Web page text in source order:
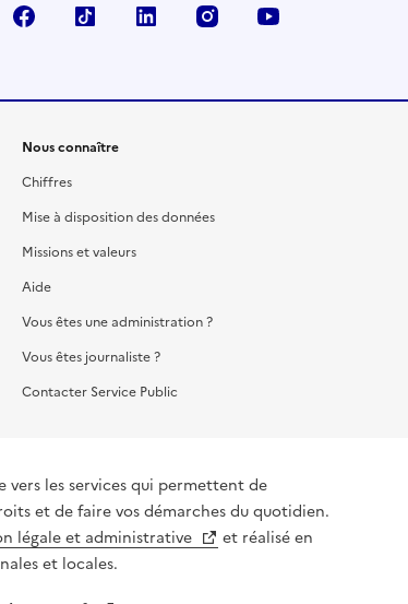
FacebookTikTok LinkedIn Instagram
Nous connaître
Chiffres
Mise à disposition des données
Missions et valeurs
Aide
Vous êtes une administration ?
Vous êtes journaliste ?
Contacter Service Public
vers les services qui permettent de
et de faire vos démarches du quotidien.
légale et administrative
et réalisé en
et locales.